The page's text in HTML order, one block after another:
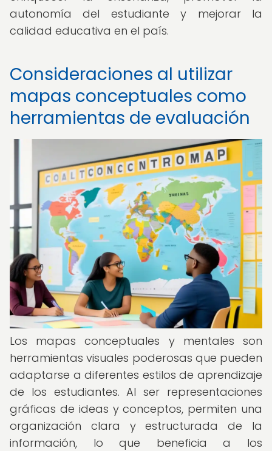
autonomía del estudiante y mejorar la
calidad educativa en el país.
Consideraciones al utilizar
mapas conceptuales como
herramientas de evaluación
Los mapas conceptuales y mentales son
herramientas visuales poderosas que pueden
adaptarse a diferentes estilos de aprendizaje
de los estudiantes. Al ser representaciones
gráficas de ideas y conceptos, permiten una
organización clara y estructurada de la
información, lo que beneficia a los